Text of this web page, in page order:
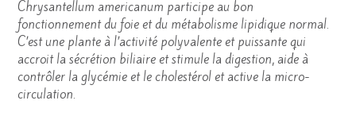
Chrysantellum americanum participe au bon
fonctionnement du foie et du métabolisme lipidique normal.
C’est une plante à l’activité polyvalente et puissante qui
accroit la sécrétion biliaire et stimule la digestion, aide à
contrôler la glycémie et le cholestérol et active la micro-
circulation.